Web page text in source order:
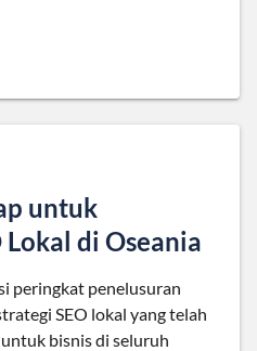
untuk
di Oseania
peringkat penelusuran
SEO lokal yang telah
bisnis di seluruh